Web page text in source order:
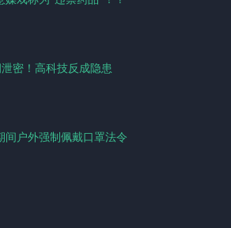
密！高科技反成隐患
间户外强制佩戴口罩法令